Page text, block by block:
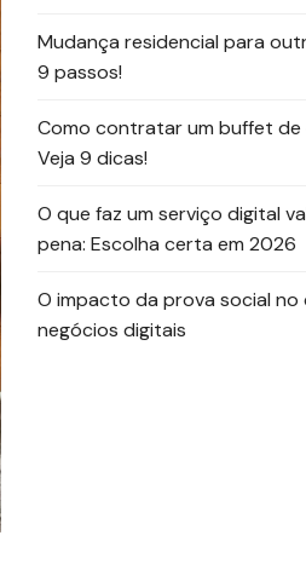
Mudança residencial para
9 passos!
Como contratar um buffet de
Veja 9 dicas!
O que faz um serviço digital
pena: Escolha certa em 2026
O impacto da prova social
negócios digitais